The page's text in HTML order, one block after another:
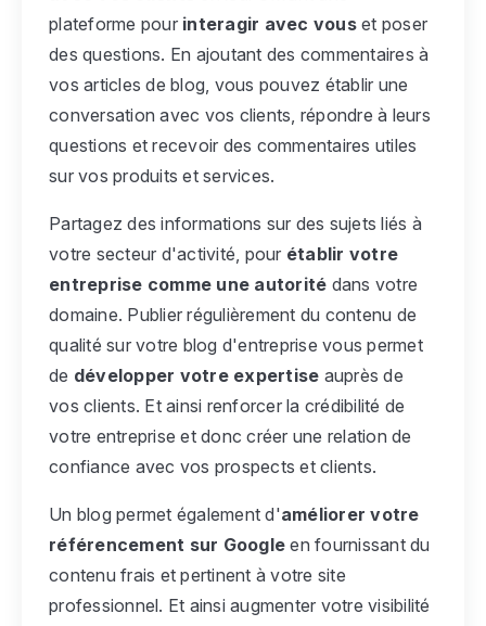
plateforme pour interagir avec vouset poser
des questions. En ajoutant des commentaires à
vos articles de blog, vous pouvez établir une
conversation avec vos clients, répondre à leurs
questions et recevoir des commentaires utiles
sur vos produits et services.
Partagez des informations sur des sujets liés à
votre secteur d'activité, pour établir votre
entreprise comme une autorité dans votre
domaine. Publier régulièrement du contenu de
qualité sur votre blog d'entreprise vous permet
de développer votre expertise auprès de
vos clients. Et ainsi renforcer la crédibilité de
votre entreprise et donc créer une relation de
confiance avec vos prospects et clients.
Un blog permet également d'améliorer votre
référencement sur Google en fournissant du
contenu frais et pertinent à votre site
professionnel. Et ainsi augmenter votre visibilité